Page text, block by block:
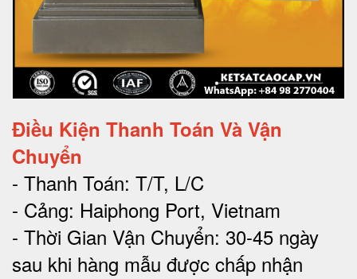
Điều Kiện Thanh Toán Và Vận
Chuyển
- Thanh Toán: T/T, L/C
- Cảng: Haiphong Port, Vietnam
- Thời Gian Vận Chuyển: 30-45 ngày
sau khi hàng mẫu được chấp nhận